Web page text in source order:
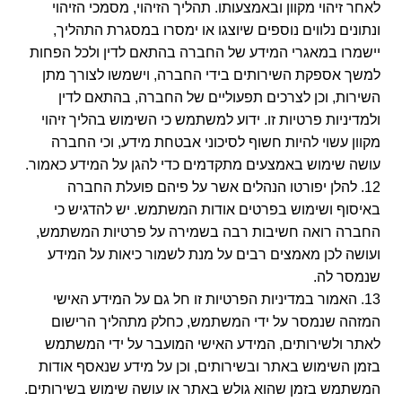
לאחר זיהוי מקוון ובאמצעותו. תהליך הזיהוי, מסמכי הזיהוי
ונתונים נלווים נוספים שיוצגו או ימסרו במסגרת התהליך,
יישמרו במאגרי המידע של החברה בהתאם לדין ולכל הפחות
למשך אספקת השירותים בידי החברה, וישמשו לצורך מתן
השירות, וכן לצרכים תפעוליים של החברה, בהתאם לדין
ולמדיניות פרטיות זו. ידוע למשתמש כי השימוש בהליך זיהוי
מקוון עשוי להיות חשוף לסיכוני אבטחת מידע, וכי החברה
עושה שימוש באמצעים מתקדמים כדי להגן על המידע כאמור.
12. להלן יפורטו הנהלים אשר על פיהם פועלת החברה
באיסוף ושימוש בפרטים אודות המשתמש. יש להדגיש כי
החברה רואה חשיבות רבה בשמירה על פרטיות המשתמש,
ועושה לכן מאמצים רבים על מנת לשמור כיאות על המידע
שנמסר לה.
13. האמור במדיניות הפרטיות זו חל גם על המידע האישי
המזהה שנמסר על ידי המשתמש, כחלק מתהליך הרישום
לאתר ולשירותים, המידע האישי המועבר על ידי המשתמש
בזמן השימוש באתר ובשירותים, וכן על מידע שנאסף אודות
המשתמש בזמן שהוא גולש באתר או עושה שימוש בשירותים.